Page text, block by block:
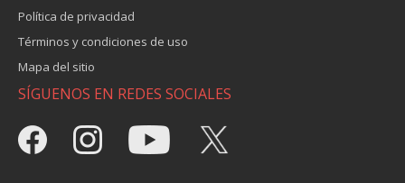
Política de privacidad
Términos y condiciones de uso
Mapa del sitio
SÍGUENOS EN REDES SOCIALES